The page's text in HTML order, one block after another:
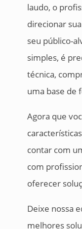
laudo, o
direcionar
seu público-
simples, é
técnica,
uma base de
Agora que
contar com
com
oferecer
Deixe nossa
melhores